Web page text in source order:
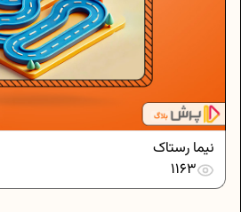
نیما رستاک
1163